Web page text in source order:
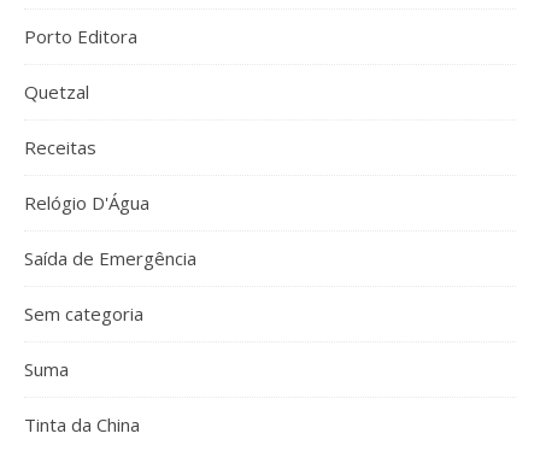
Porto Editora
Quetzal
Receitas
Relógio D'Água
Saída de Emergência
Sem categoria
Suma
Tinta da China